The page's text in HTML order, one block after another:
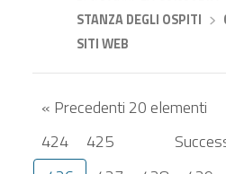
STANZA DEGLI OSPITI
SITI WEB
« Precedenti 20 elementi
424
425